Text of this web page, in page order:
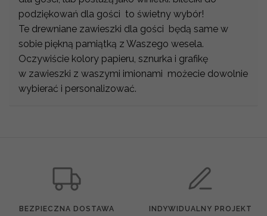
podziękowań dla gości to świetny wybór!
Te drewniane zawieszki dla gości będą same w
sobie piękną pamiątką z Waszego wesela.
Oczywiście kolory papieru, sznurka i grafikę
w zawieszki z waszymi imionami możecie dowolnie
wybierać i personalizować.
BEZPIECZNA DOSTAWA INDYWIDUALNY PROJEKT